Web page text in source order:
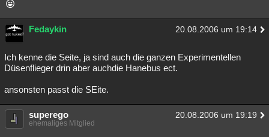
Fedaykin 20.08.2006 um 19:14
Ich kenne die Seite, ja sind auch die ganzen Experimentellen
Düsenflieger drin aber auchdie Hanebus ect.
ansonsten passt die SEite.
superego 20.08.2006 um 19:19
ehemaliges Mitglied